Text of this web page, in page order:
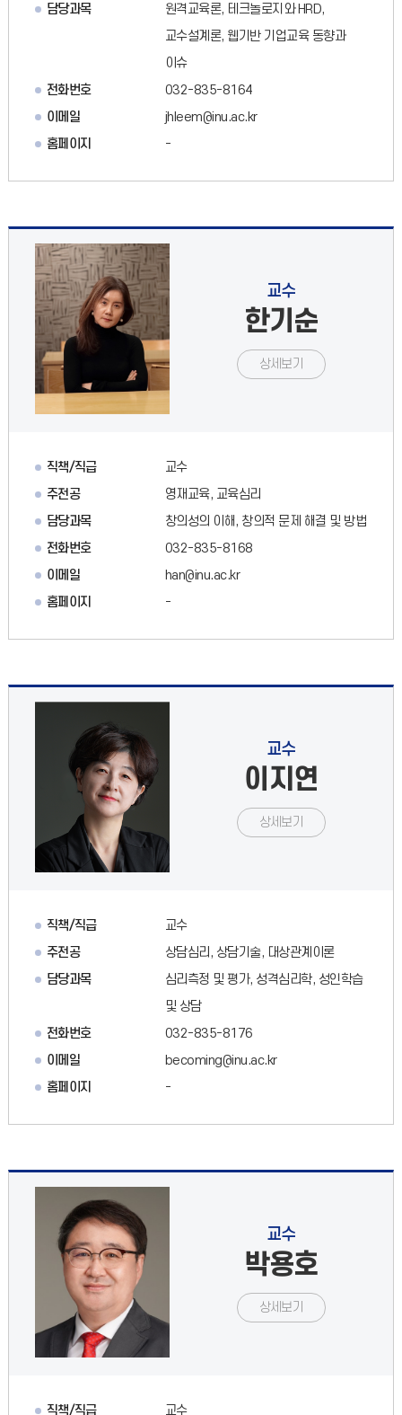
담당과목
원격교육론, 테크놀로지와 HRD,
교수설계론, 웹기반 기업교육 동향과
이슈
전화번호
032-835-8164
이메일
jhleem@inu.ac.kr
홈페이지
-
교수
한기순
상세보기
직책/직급
교수
주전공
영재교육, 교육심리
담당과목
창의성의 이해, 창의적 문제 해결 및 방법
전화번호
032-835-8168
이메일
han@inu.ac.kr
홈페이지
-
교수
이지연
상세보기
직책/직급
교수
주전공
상담심리, 상담기술, 대상관계이론
담당과목
심리측정 및 평가, 성격심리학, 성인학습
및 상담
전화번호
032-835-8176
이메일
becoming@inu.ac.kr
홈페이지
-
교수
박용호
상세보기
직책/직급 교수